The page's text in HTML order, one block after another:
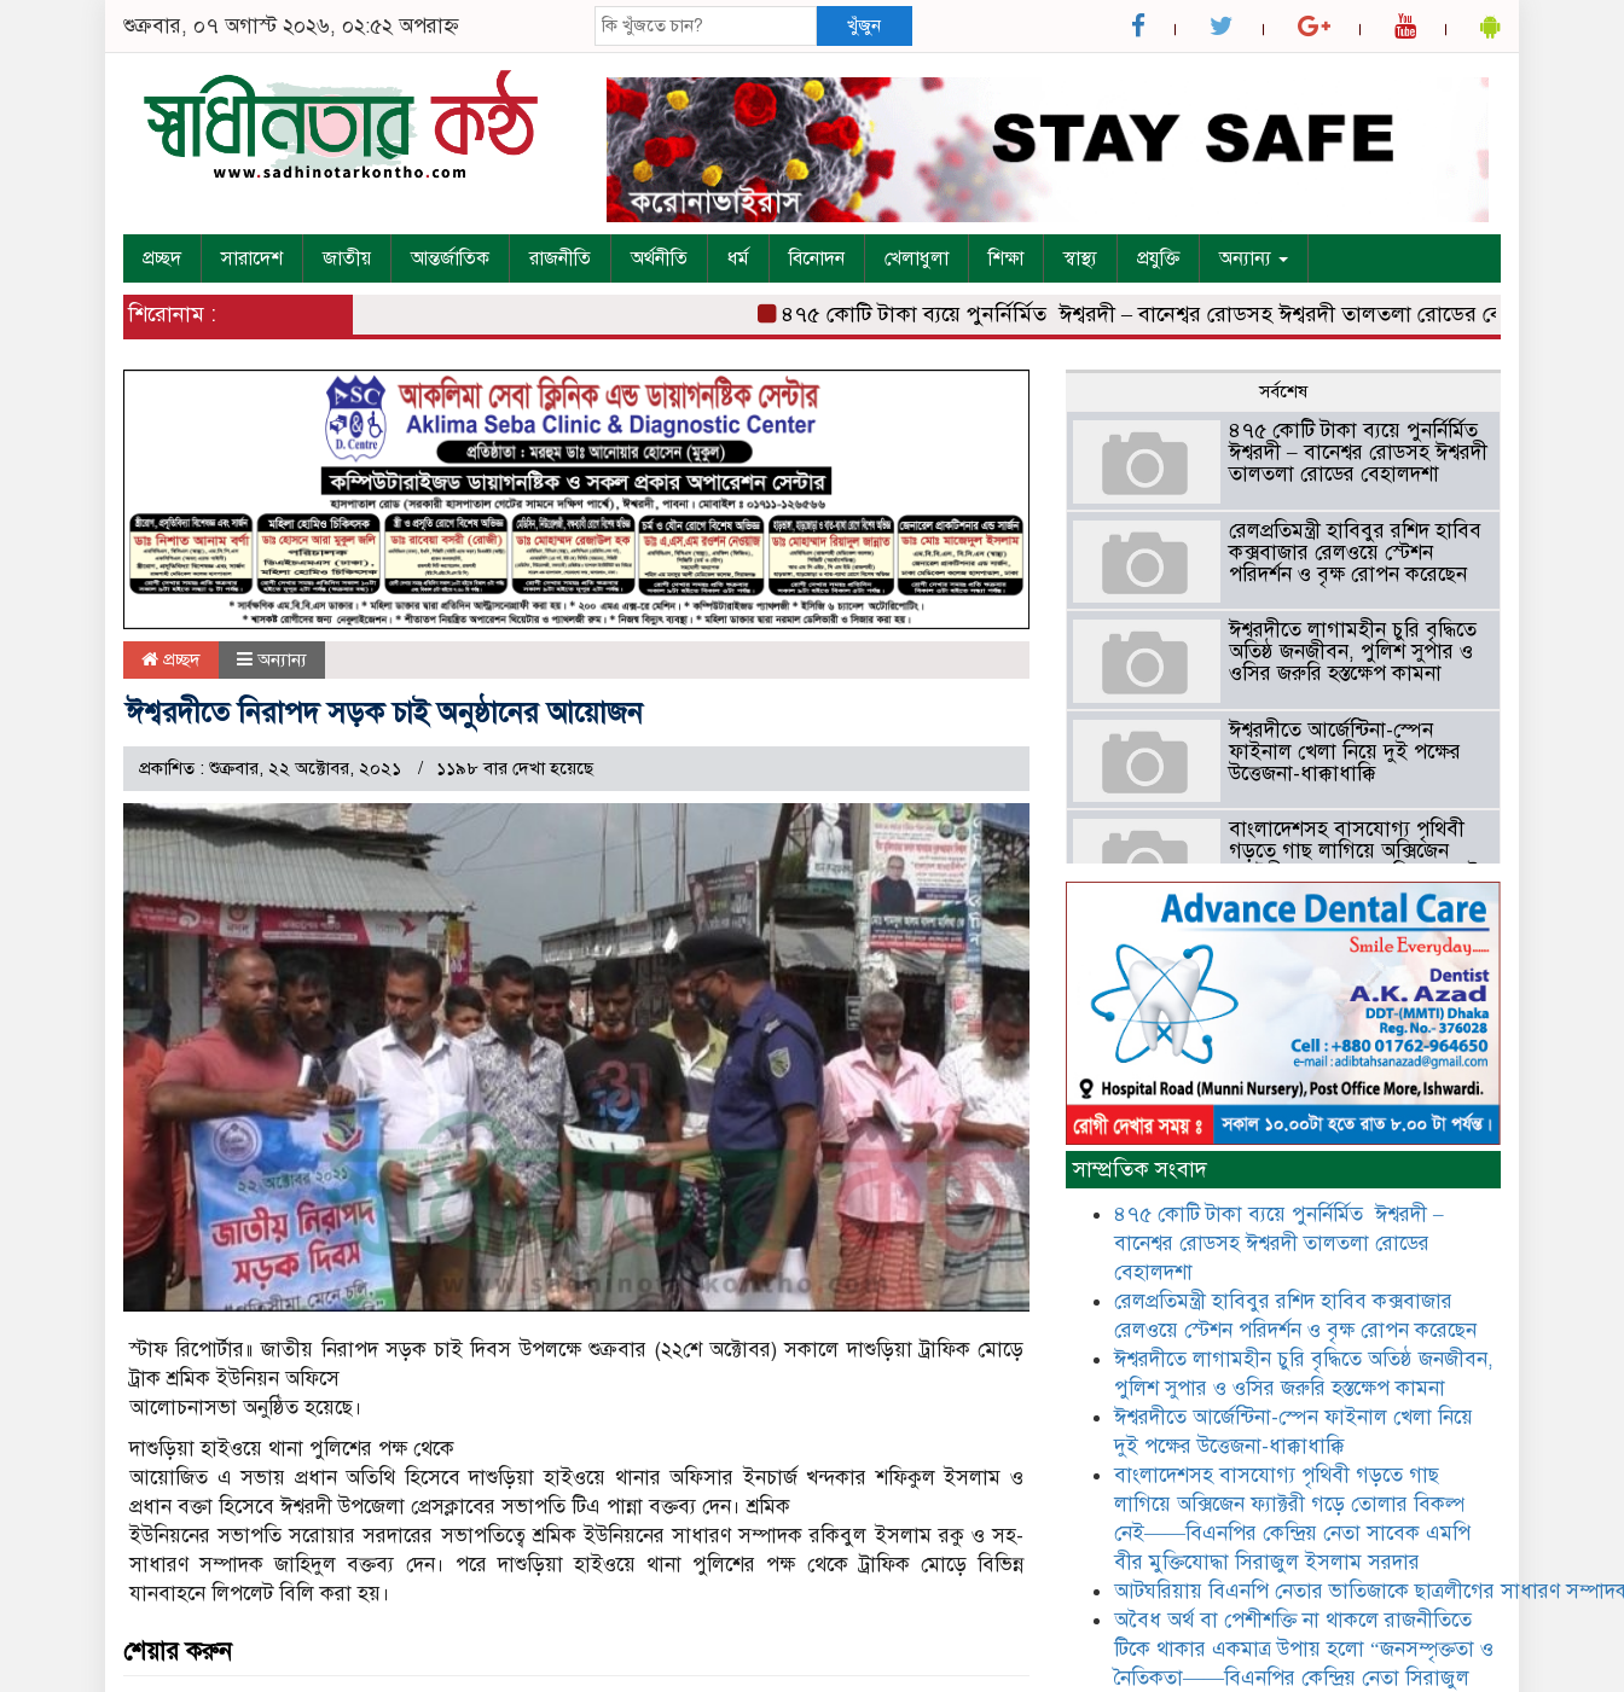
শুক্রবার, ০৭ অগাস্ট ২০২৬, ০২:৫২ অপরাহ্ন খুঁজুন
প্রচ্ছদ সারাদেশ জাতীয় আন্তর্জাতিক রাজনীতি অর্থনীতি ধর্ম বিনোদন খেলাধুলা শিক্ষা স্বাস্থ্য প্রযুক্তি অন্যান্য
শিরোনাম : ৪৭৫ কোটি টাকা ব্যয়ে পুনর্নির্মিত ঈশ্বরদী – বানেশ্বর রোডসহ ঈশ্বরদী তালতলা রোডের বেহালদশা
প্রচ্ছদ অন্যান্য
ঈশ্বরদীতে নিরাপদ সড়ক চাই অনুষ্ঠানের আয়োজন
প্রকাশিত : শুক্রবার, ২২ অক্টোবর, ২০২১ ১১৯৮ বার দেখা হয়েছে
স্টাফ রিপোর্টার॥ জাতীয় নিরাপদ সড়ক চাই দিবস উপলক্ষে শুক্রবার (২২শে অক্টোবর) সকালে দাশুড়িয়া ট্রাফিক মোড়ে
ট্রাক শ্রমিক ইউনিয়ন অফিসে
আলোচনাসভা অনুষ্ঠিত হয়েছে।
দাশুড়িয়া হাইওয়ে থানা পুলিশের পক্ষ থেকে
আয়োজিত এ সভায় প্রধান অতিথি হিসেবে দাশুড়িয়া হাইওয়ে থানার অফিসার ইনচার্জ খন্দকার শফিকুল ইসলাম ও
প্রধান বক্তা হিসেবে ঈশ্বরদী উপজেলা প্রেসক্লাবের সভাপতি টিএ পান্না বক্তব্য দেন। শ্রমিক
ইউনিয়নের সভাপতি সরোয়ার সরদারের সভাপতিত্বে শ্রমিক ইউনিয়নের সাধারণ সম্পাদক রকিবুল ইসলাম রকু ও সহ-
সাধারণ সম্পাদক জাহিদুল বক্তব্য দেন। পরে দাশুড়িয়া হাইওয়ে থানা পুলিশের পক্ষ থেকে ট্রাফিক মোড়ে বিভিন্ন
যানবাহনে লিপলেট বিলি করা হয়।
শেয়ার করুন
সর্বশেষ
৪৭৫ কোটি টাকা ব্যয়ে পুনর্নির্মিত
ঈশ্বরদী – বানেশ্বর রোডসহ ঈশ্বরদী
তালতলা রোডের বেহালদশা
রেলপ্রতিমন্ত্রী হাবিবুর রশিদ হাবিব
কক্সবাজার রেলওয়ে স্টেশন
পরিদর্শন ও বৃক্ষ রোপন করেছেন
ঈশ্বরদীতে লাগামহীন চুরি বৃদ্ধিতে
অতিষ্ঠ জনজীবন, পুলিশ সুপার ও
ওসির জরুরি হস্তক্ষেপ কামনা ​
ঈশ্বরদীতে আর্জেন্টিনা-স্পেন
ফাইনাল খেলা নিয়ে দুই পক্ষের
উত্তেজনা-ধাক্কাধাক্কি
বাংলাদেশসহ বাসযোগ্য পৃথিবী
গড়তে গাছ লাগিয়ে অক্সিজেন
——বিএনপির কেন্দ্রিয় নেতা
সাবেক এমপি বীর মুক্তিযোদ্ধা
সিরাজুল ইসলাম সরদার
আটঘরিয়ায় বিএনপি নেতার ভাতিজাকে ছাত্রলীগের সাধারণ সম্পাদক
​​অবৈধ অর্থ বা পেশীশক্তি না থাকলে
রাজনীতিতে টিকে থাকার একমাত্র
নৈতিকতা——বিএনপির কেন্দ্রিয়
নেতা সিরাজুল ইসলাম সরদার
জেলা ডিবি টিমের বিশেষ অভিযানে
রতন লাল বিশ্বাসকে ৫০ বোতল
কোডিন যুক্ত সিরাপসহ গ্রেফতার
ঈশ্বরদীতে বিএনপি নেত্রীর বিরুদ্ধে
জমি ও দোকান দখলের চেষ্টার
অভিযোগে সংবাদ সম্মেলন
যে ঐক্যের মাধ্যমে ১৯৯১ সালে
বিএনপির সকলস্তরের নেতাকর্মীরা
ভঙ্গুর দলকে প্রতিষ্ঠা এবং নির্বাচন
করে স্বৈরাচারী শেখ হাসিনাকে
অপসারণ করেছিল সেই ঐক্যকেই
সুদৃঢ় করার আহবান জানিয়েছেন—- বিএনপির কেন্দ্রিয়
নির্বাহী কমিটির নেতা, সাবেক এমপি বীর মুক্তিযোদ্ধা
সিরাজুল ইসলাম সরদার
সাম্প্রতিক সংবাদ
৪৭৫ কোটি টাকা ব্যয়ে পুনর্নির্মিত ঈশ্বরদী –
বানেশ্বর রোডসহ ঈশ্বরদী তালতলা রোডের
বেহালদশা
রেলপ্রতিমন্ত্রী হাবিবুর রশিদ হাবিব কক্সবাজার
রেলওয়ে স্টেশন পরিদর্শন ও বৃক্ষ রোপন করেছেন
ঈশ্বরদীতে লাগামহীন চুরি বৃদ্ধিতে অতিষ্ঠ জনজীবন,
পুলিশ সুপার ও ওসির জরুরি হস্তক্ষেপ কামনা ​
ঈশ্বরদীতে আর্জেন্টিনা-স্পেন ফাইনাল খেলা নিয়ে
দুই পক্ষের উত্তেজনা-ধাক্কাধাক্কি
বাংলাদেশসহ বাসযোগ্য পৃথিবী গড়তে গাছ
লাগিয়ে অক্সিজেন ফ্যাক্টরী গড়ে তোলার বিকল্প
নেই——বিএনপির কেন্দ্রিয় নেতা সাবেক এমপি
বীর মুক্তিযোদ্ধা সিরাজুল ইসলাম সরদার
আটঘরিয়ায় বিএনপি নেতার ভাতিজাকে ছাত্রলীগের সাধারণ
​​অবৈধ অর্থ বা পেশীশক্তি না থাকলে রাজনীতিতে
টিকে থাকার একমাত্র উপায় হলো “জনসম্পৃক্ততা ও
নৈতিকতা——বিএনপির কেন্দ্রিয় নেতা সিরাজুল